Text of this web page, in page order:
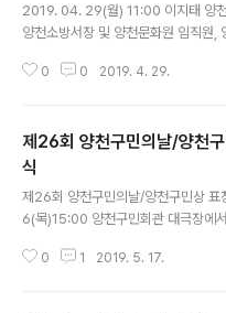
2019. 04. 29(월) 11:00 이지태 양
양천소방서장 및 양천문화원 임직원,
족분들께 양천문화원이 보유하고 있는
대응교육 지원을 위한 업무협약을 체
업무 협약을 토대로 양 기관은 상호 이
들께 다양한 서비스를 제공해 나가는
키로 하였습니다.
0 0 2019. 4. 29.
제26회 양천구민의날/양천
식
제26회 양천구민의날/양천구민상
6(목)15:00 양천구민회관 대극장에
합.환경보호.교육 등 8개 부문 모범구
0 1 2019. 5. 17.